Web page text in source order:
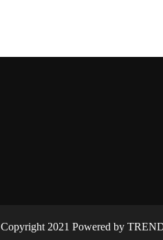
Copyright 2021 Powered by